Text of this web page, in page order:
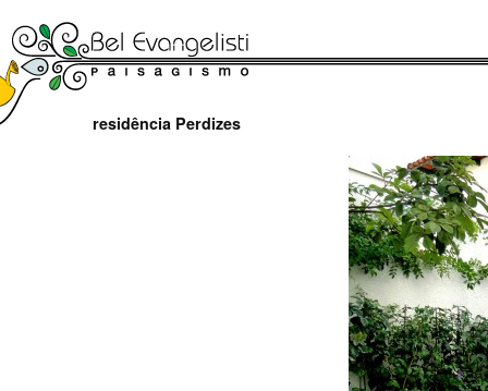
residência Perdizes